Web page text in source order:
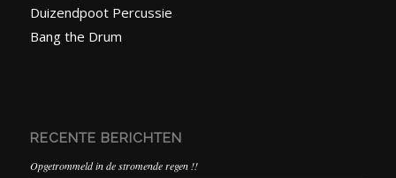
Duizendpoot Percussie
Bang the Drum
RECENTE BERICHTEN
Opgetrommeld in de stromende regen !!